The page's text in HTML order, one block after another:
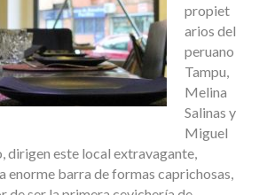
propiet
arios del
peruano
Tampu,
Melina
Salinas y
Miguel
dirigen este local extravagante,
enorme barra de formas caprichosas,